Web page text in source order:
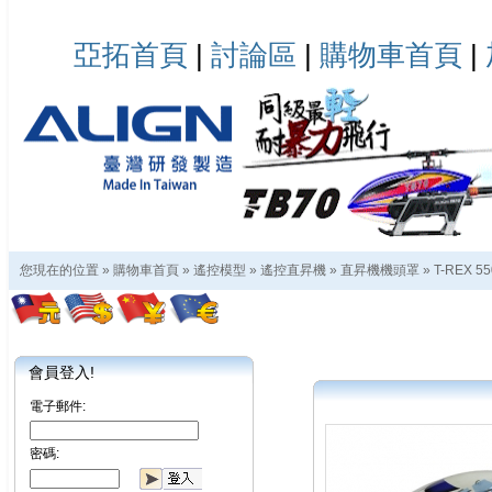
亞拓首頁 | 討論區 | 購物車首頁 |
您現在的位置 » 購物車首頁 » 遙控模型 » 遙控直昇機 » 直昇機機頭罩 » T-REX
會員登入!
電子郵件:
密碼: